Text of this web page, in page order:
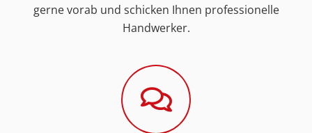
gerne vorab und schicken Ihnen professionelle
Handwerker.